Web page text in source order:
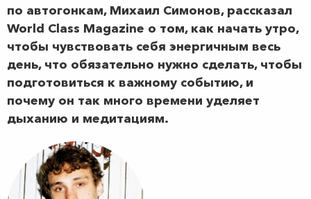
по автогонкам, Михаил Симонов, рассказал
World Class Magazine о том, как начать утро,
чтобы чувствовать себя энергичным весь
день, что обязательно нужно сделать, чтобы
подготовиться к важному событию, и
почему он так много времени уделяет
дыханию и медитациям.